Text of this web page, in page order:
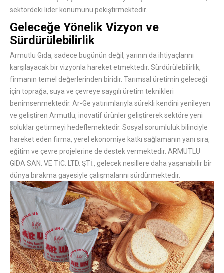
sektördeki lider konumunu pekiştirmektedir.
Geleceğe Yönelik Vizyon ve
Sürdürülebilirlik
Armutlu Gıda, sadece bugünün değil, yarının da ihtiyaçlarını
karşılayacak bir vizyonla hareket etmektedir. Sürdürülebilirlik,
firmanın temel değerlerinden biridir. Tarımsal üretimin geleceği
için toprağa, suya ve çevreye saygılı üretim teknikleri
benimsenmektedir. Ar-Ge yatırımlarıyla sürekli kendini yenileyen
ve geliştiren Armutlu, inovatif ürünler geliştirerek sektöre yeni
soluklar getirmeyi hedeflemektedir. Sosyal sorumluluk bilinciyle
hareket eden firma, yerel ekonomiye katkı sağlamanın yanı sıra,
eğitim ve çevre projelerine de destek vermektedir. ARMUTLU
GIDA SAN. VE TİC. LTD. ŞTİ., gelecek nesillere daha yaşanabilir bir
dünya bırakma gayesiyle çalışmalarını sürdürmektedir.